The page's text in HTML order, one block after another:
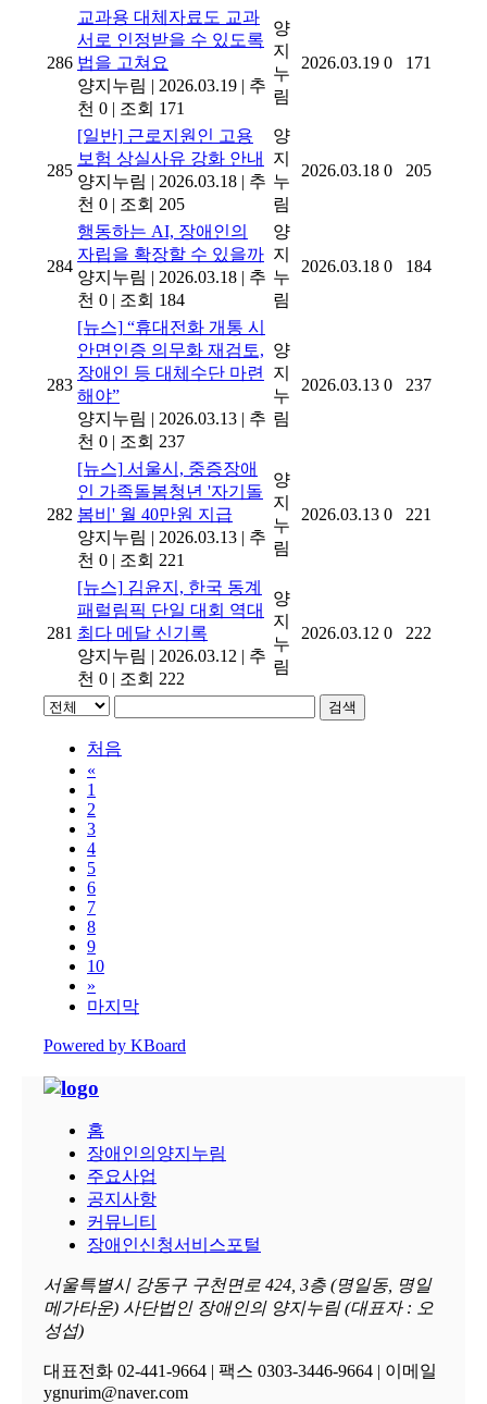
286
교과용 대체자료도 교과
서로 인정받을 수 있도록
법을 고쳐요
양지누림 | 2026.03.19 | 추
천 0 | 조회 171
양
지
누
림
2026.03.19 0 171
285
[일반] 근로지원인 고용
보험 상실사유 강화 안내
양지누림 | 2026.03.18 | 추
천 0 | 조회 205
양
지
누
림
2026.03.18 0 205
284
행동하는 AI, 장애인의
자립을 확장할 수 있을까
양지누림 | 2026.03.18 | 추
천 0 | 조회 184
양
지
누
림
2026.03.18 0 184
283
[뉴스] “휴대전화 개통 시
안면인증 의무화 재검토,
장애인 등 대체수단 마련
해야”
양지누림 | 2026.03.13 | 추
천 0 | 조회 237
양
지
누
림
2026.03.13 0 237
282
[뉴스] 서울시, 중증장애
인 가족돌봄청년 '자기돌
봄비' 월 40만원 지급
양지누림 | 2026.03.13 | 추
천 0 | 조회 221
양
지
누
림
2026.03.13 0 221
281
[뉴스] 김윤지, 한국 동계
패럴림픽 단일 대회 역대
최다 메달 신기록
양지누림 | 2026.03.12 | 추
천 0 | 조회 222
양
지
누
림
2026.03.12 0 222
검색
처음
«
1
2
3
4
5
6
7
8
9
10
»
마지막
Powered by KBoard
홈
장애인의양지누림
주요사업
공지사항
커뮤니티
장애인신청서비스포털
서울특별시 강동구 구천면로 424, 3층 (명일동, 명일
메가타운) 사단법인 장애인의 양지누림 (대표자 : 오
성섭)
대표전화 02-441-9664 | 팩스 0303-3446-9664 | 이메일
ygnurim@naver.com